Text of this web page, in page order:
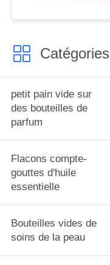
petit pain vide sur
des bouteilles de
parfum
Flacons compte-
gouttes d'huile
essentielle
Bouteilles vides de
soins de la peau